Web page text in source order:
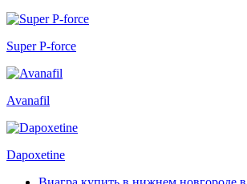
Super P-force
Avanafil
Dapoxetine